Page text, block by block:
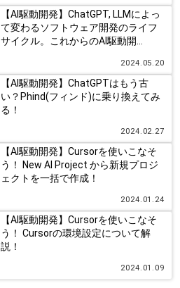
【AI駆動開発】ChatGPT, LLMによっ
て変わるソフトウェア開発のライフ
サイクル。これからのAI駆動開...
2024.05.20
【AI駆動開発】ChatGPTはもう古
い？Phind(フィンド)に乗り換えてみ
る！
2024.02.27
【AI駆動開発】Cursorを使いこなそ
う！ New AI Project から新規プロジ
ェクトを一括で作成！
2024.01.24
【AI駆動開発】Cursorを使いこなそ
う！ Cursorの環境設定について解
説！
2024.01.09